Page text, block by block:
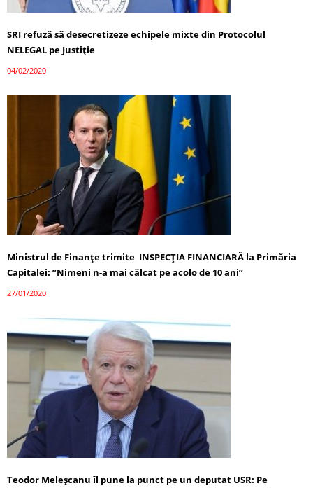
SRI refuză să desecretizeze echipele mixte din Protocolul
NELEGAL pe Justiție
04/02/2020
Ministrul de Finanțe trimite INSPECȚIA FINANCIARĂ la Primăria
Capitalei: ”Nimeni n-a mai călcat pe acolo de 10 ani”
27/01/2020
Teodor Meleșcanu îl pune la punct pe un deputat USR: Pe